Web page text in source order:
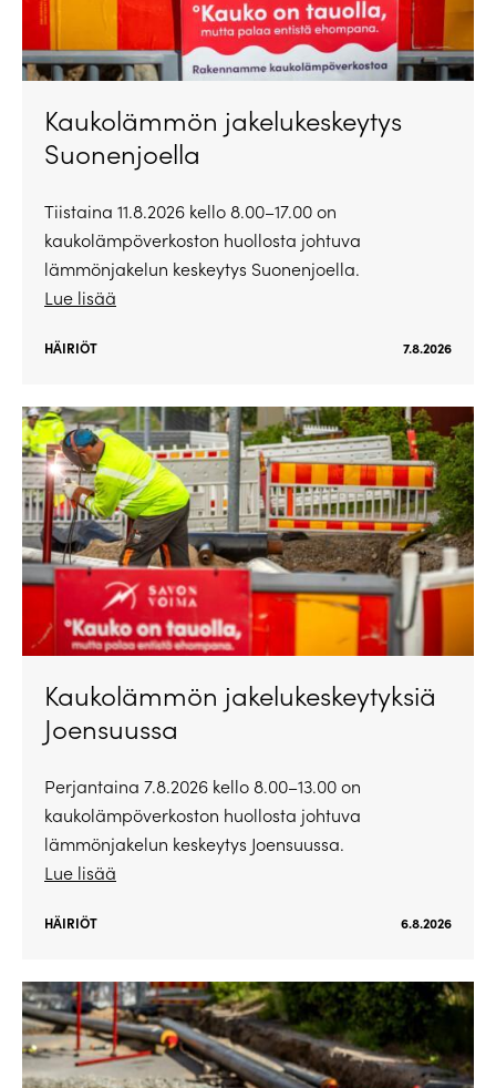
Kaukolämmön jakelukeskeytys
Suonenjoella
Tiistaina 11.8.2026 kello 8.00–17.00 on
kaukolämpöverkoston huollosta johtuva
lämmönjakelun keskeytys Suonenjoella.
Lue lisää
HÄIRIÖT 7.8.2026
Kaukolämmön jakelukeskeytyksiä
Joensuussa
Perjantaina 7.8.2026 kello 8.00–13.00 on
kaukolämpöverkoston huollosta johtuva
lämmönjakelun keskeytys Joensuussa.
Lue lisää
HÄIRIÖT 6.8.2026